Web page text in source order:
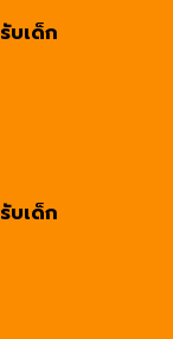
บเด็ก
บเด็ก